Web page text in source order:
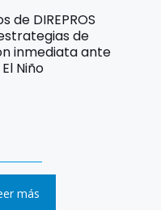
de DIREPROS
de
inmediata ante
Niño
más